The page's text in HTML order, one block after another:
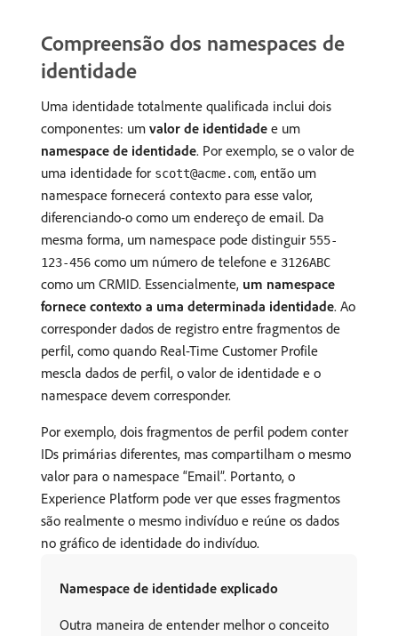
Compreensão dos namespaces de
identidade
Uma identidade totalmente qualificada inclui dois
componentes: um valor de identidade e um
namespace de identidade. Por exemplo, se o valor de
uma identidade for scott@acme.com, então um
namespace fornecerá contexto para esse valor,
diferenciando-o como um endereço de email. Da
mesma forma, um namespace pode distinguir 555-
123-456 como um número de telefone e 3126ABC
como um CRMID. Essencialmente, um namespace
fornece contexto a uma determinada identidade. Ao
corresponder dados de registro entre fragmentos de
perfil, como quando Real-Time Customer Profile
mescla dados de perfil, o valor de identidade e o
namespace devem corresponder.
Por exemplo, dois fragmentos de perfil podem conter
IDs primárias diferentes, mas compartilham o mesmo
valor para o namespace “Email”. Portanto, o
Experience Platform pode ver que esses fragmentos
são realmente o mesmo indivíduo e reúne os dados
no gráfico de identidade do indivíduo.
Namespace de identidade explicado
Outra maneira de entender melhor o conceito